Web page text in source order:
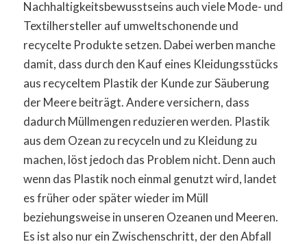
Nachhaltigkeitsbewusstseins auch viele Mode- und
Textilhersteller auf umweltschonende und
recycelte Produkte setzen. Dabei werben manche
damit, dass durch den Kauf eines Kleidungsstücks
aus recyceltem Plastik der Kunde zur Säuberung
der Meere beiträgt. Andere versichern, dass
dadurch Müllmengen reduzieren werden. Plastik
aus dem Ozean zu recyceln und zu Kleidung zu
machen, löst jedoch das Problem nicht. Denn auch
wenn das Plastik noch einmal genutzt wird, landet
es früher oder später wieder im Müll
beziehungsweise in unseren Ozeanen und Meeren.
Es ist also nur ein Zwischenschritt, der den Abfall